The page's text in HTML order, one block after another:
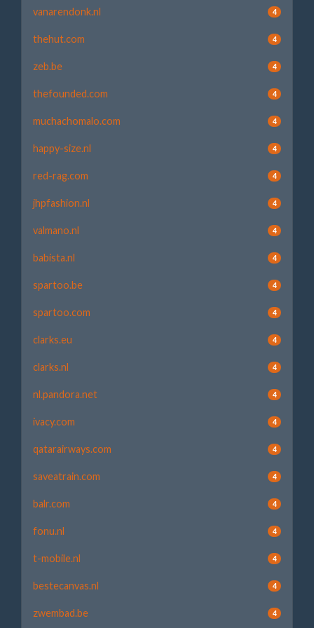
vanarendonk.nl 4
thehut.com 4
zeb.be 4
thefounded.com 4
muchachomalo.com 4
happy-size.nl 4
red-rag.com 4
jhpfashion.nl 4
valmano.nl 4
babista.nl 4
spartoo.be 4
spartoo.com 4
clarks.eu 4
clarks.nl 4
nl.pandora.net 4
ivacy.com 4
qatarairways.com 4
saveatrain.com 4
balr.com 4
fonu.nl 4
t-mobile.nl 4
bestecanvas.nl 4
zwembad.be 4